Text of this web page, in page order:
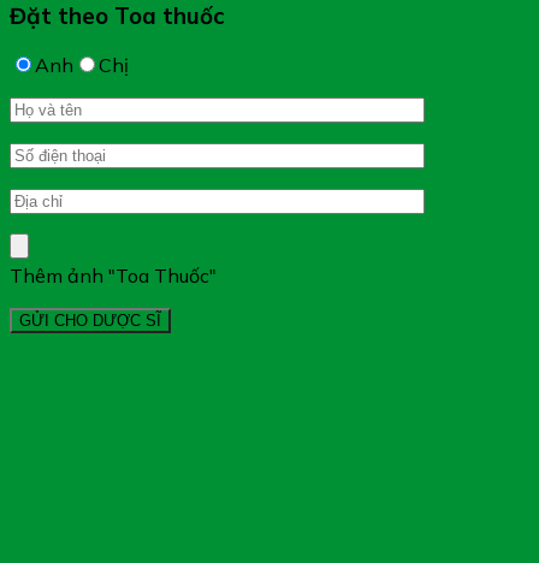
Đặt theo Toa thuốc
Anh Chị
Thêm ảnh "Toa Thuốc"